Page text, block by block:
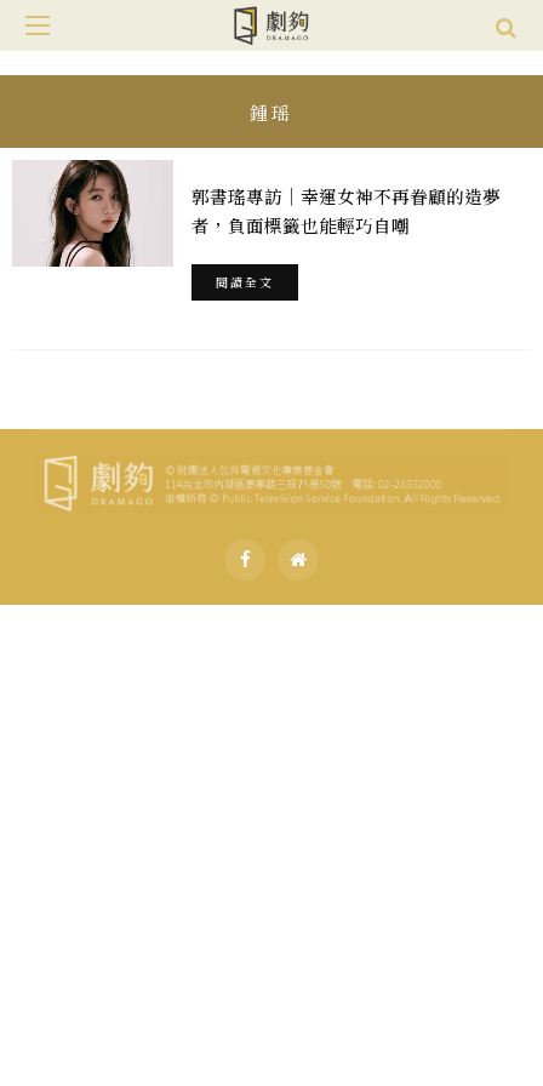
鍾瑶
郭書瑤專訪｜幸運女神不再眷顧的造夢
者，負面標籤也能輕巧自嘲
閱讀全文